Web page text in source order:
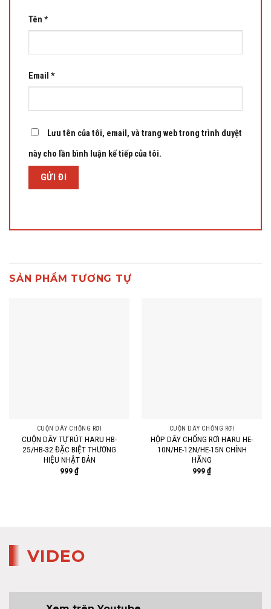
Tên *
Email *
Lưu tên của tôi, email, và trang web trong trình duyệt
này cho lần bình luận kế tiếp của tôi.
SẢN PHẨM TƯƠNG TỰ
CUỘN DÂY CHỐNG RƠI
CUỘN DÂY TỰ RÚT HARU HB-
25/HB-32 ĐẶC BIỆT THƯƠNG
HIỆU NHẬT BẢN
999₫
CUỘN DÂY CHỐNG RƠI
HỘP DÂY CHỐNG RƠI HARU HE-
10N/HE-12N/HE-15N CHÍNH
HÃNG
999₫
VIDEO